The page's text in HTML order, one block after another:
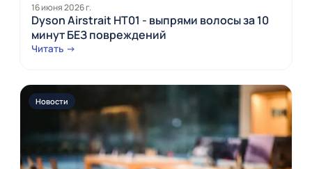
16 июня 2026 г.
Dyson Airstrait HT01 - выпрями волосы за 10
минут БЕЗ повреждений
Читать →
Новости